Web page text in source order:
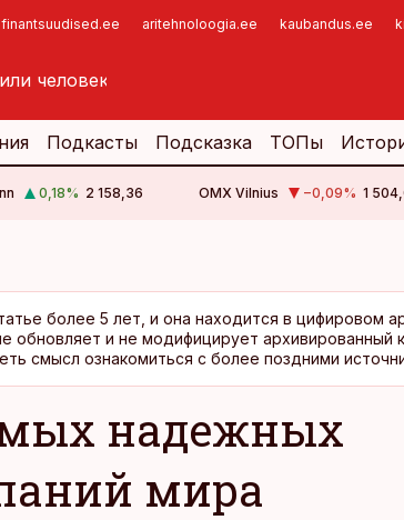
finantsuudised.ee aritehnoloogia.ee kaubandus.ee
Подкасты Подсказка ТОПы
0,18% 2 158,36 OMX Vilnius −0,09% 1
более 5 лет, и она находится в цифировом
обновляет и не модифицирует архивированный
смысл ознакомиться с более поздними
надежных
мира